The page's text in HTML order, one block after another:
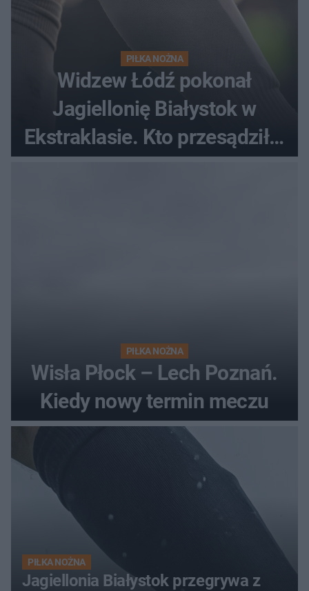
PIŁKA NOŻNA
Widzew Łódź pokonał
Jagiellonię Białystok w
Ekstraklasie. Kto przesądził o
losach meczu?
PIŁKA NOŻNA
Wisła Płock – Lech Poznań.
Kiedy nowy termin meczu
PIŁKA NOŻNA
Jagiellonia Białystok przegrywa z